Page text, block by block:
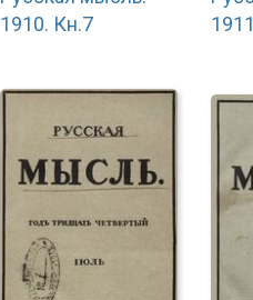
1910. Кн.7